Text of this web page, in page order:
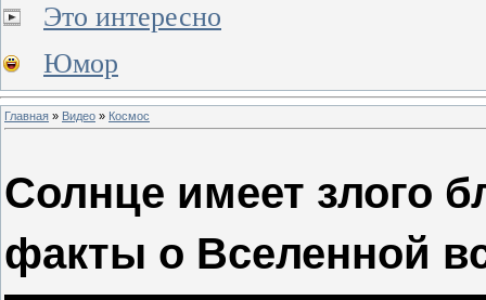
Это интересно
Юмор
Главная » Видео » Космос
Солнце имеет злого
факты о Вселенной